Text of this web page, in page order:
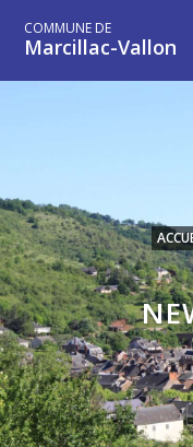
COMMUNE DE
Marcillac-Vallon